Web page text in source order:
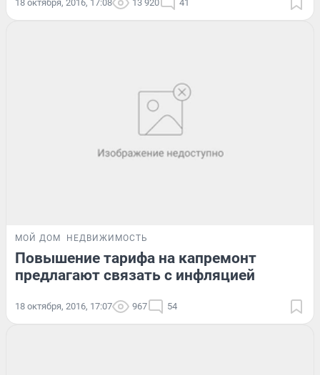
18 октября, 2016, 17:08 13 920 41
МОЙ ДОМ НЕДВИЖИМОСТЬ
Повышение тарифа на капремонт
предлагают связать с инфляцией
18 октября, 2016, 17:07 967 54